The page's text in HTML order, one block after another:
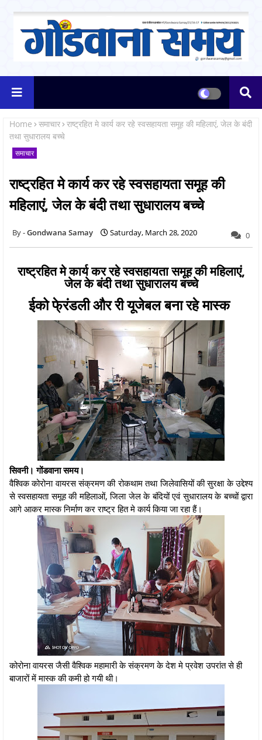
Home समाचार राष्ट्रहित मे कार्य कर रहे स्वसहायता समूह की महिलाएं, जेल के बंदी
तथा सुधारालय बच्चे
समाचार
राष्ट्रहित मे कार्य कर रहे स्वसहायता समूह की
महिलाएं, जेल के बंदी तथा सुधारालय बच्चे
Gondwana Samay Saturday, March 28, 2020 0
राष्ट्रहित मे कार्य कर रहे स्वसहायता समूह की महिलाएं,
जेल के बंदी तथा सुधारालय बच्चे
ईको फे्रंडली और री यूजेबल बना रहे मास्क
सिवनी। गोंडवाना समय।
वैश्विक कोरोना वायरस संक्रमण की रोकथाम तथा जिलेवासियों की सुरक्षा के उद्देश्य
से स्वसहायता समूह की महिलाओं, जिला जेल के बंदियों एवं सुधारालय के बच्चों द्वारा
आगे आकर मास्क निर्माण कर राष्ट्र हित मे कार्य किया जा रहा हैं।
कोरोना वायरस जैसी वैश्विक महामारी के संक्रमण के देश मे प्रवेश उपरांत से ही
बाजारों में मास्क की कमी हो गयी थी।